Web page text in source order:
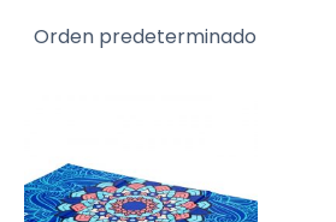
12,75 €
hasta
múltiples